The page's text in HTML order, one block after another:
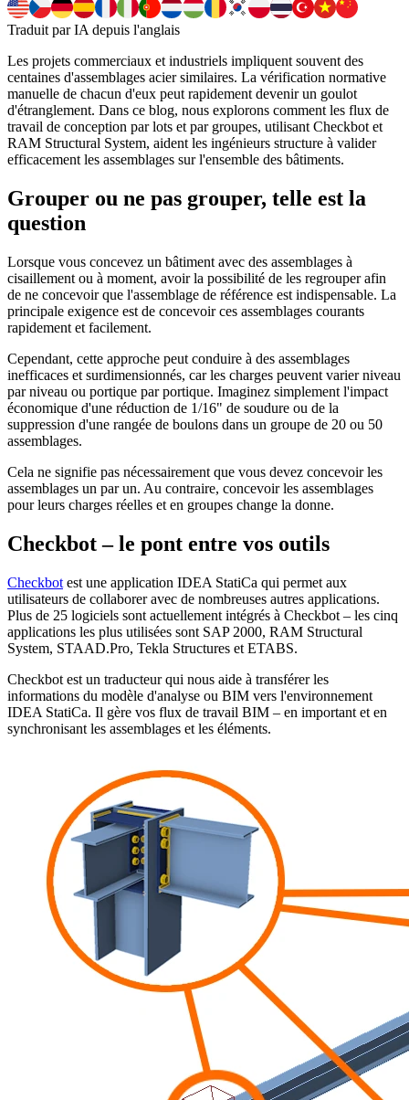
Traduit par IA depuis l'anglais
Les projets commerciaux et industriels impliquent souvent des
centaines d'assemblages acier similaires. La vérification normative
manuelle de chacun d'eux peut rapidement devenir un goulot
d'étranglement. Dans ce blog, nous explorons comment les flux de
travail de conception par lots et par groupes, utilisant Checkbot et
RAM Structural System, aident les ingénieurs structure à valider
efficacement les assemblages sur l'ensemble des bâtiments.
Grouper ou ne pas grouper, telle est la
question
Lorsque vous concevez un bâtiment avec des assemblages à
cisaillement ou à moment, avoir la possibilité de les regrouper afin
de ne concevoir que l'assemblage de référence est indispensable. La
principale exigence est de concevoir ces assemblages courants
rapidement et facilement.
Cependant, cette approche peut conduire à des assemblages
inefficaces et surdimensionnés, car les charges peuvent varier niveau
par niveau ou portique par portique. Imaginez simplement l'impact
économique d'une réduction de 1/16" de soudure ou de la
suppression d'une rangée de boulons dans un groupe de 20 ou 50
assemblages.
Cela ne signifie pas nécessairement que vous devez concevoir les
assemblages un par un. Au contraire, concevoir les assemblages
pour leurs charges réelles et en groupes change la donne.
Checkbot – le pont entre vos outils
Checkbot est une application IDEA StatiCa qui permet aux
utilisateurs de collaborer avec de nombreuses autres applications.
Plus de 25 logiciels sont actuellement intégrés à Checkbot – les cinq
applications les plus utilisées sont SAP 2000, RAM Structural
System, STAAD.Pro, Tekla Structures et ETABS.
Checkbot est un traducteur qui nous aide à transférer les
informations du modèle d'analyse ou BIM vers l'environnement
IDEA StatiCa. Il gère vos flux de travail BIM – en important et en
synchronisant les assemblages et les éléments.